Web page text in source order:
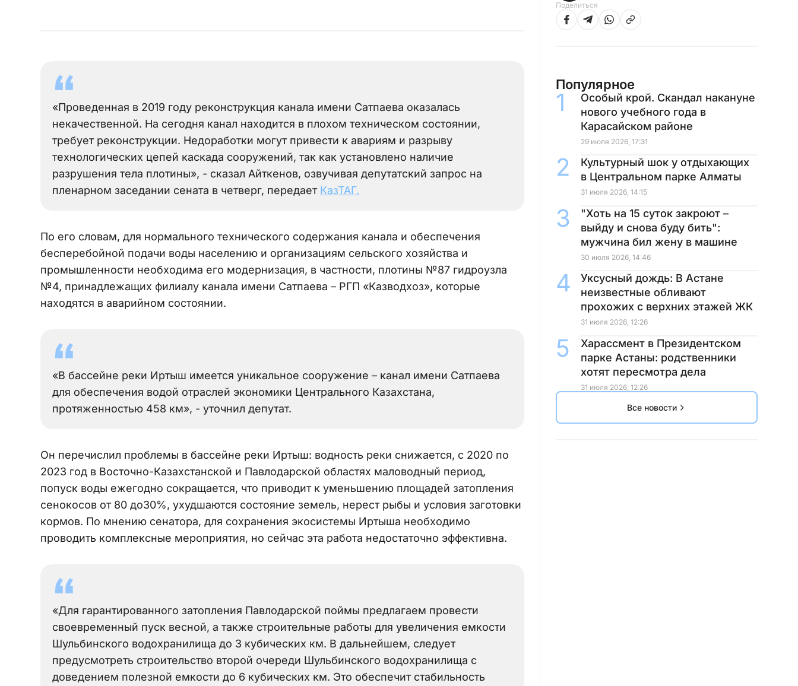
«Проведенная в 2019 году реконструкция канала имени Сатпаева оказалась
некачественной. На сегодня канал находится в плохом техническом состоянии,
требует реконструкции. Недоработки могут привести к авариям и разрыву
технологических цепей каскада сооружений, так как установлено наличие
разрушения тела плотины», - сказал Айткенов, озвучивая депутатский запрос на
пленарном заседании сената в четверг, передает КазТАГ.
По его словам, для нормального технического содержания канала и обеспечения
бесперебойной подачи воды населению и организациям сельского хозяйства и
промышленности необходима его модернизация, в частности, плотины №87 гидроузла
№4, принадлежащих филиалу канала имени Сатпаева – РГП «Казводхоз», которые
находятся в аварийном состоянии.
«В бассейне реки Иртыш имеется уникальное сооружение – канал имени Сатпаева
для обеспечения водой отраслей экономики Центрального Казахстана,
протяженностью 458 км», - уточнил депутат.
Он перечислил проблемы в бассейне реки Иртыш: водность реки снижается, с 2020 по
2023 год в Восточно-Казахстанской и Павлодарской областях маловодный период,
попуск воды ежегодно сокращается, что приводит к уменьшению площадей затопления
сенокосов от 80 до30%, ухудшаются состояние земель, нерест рыбы и условия заготовки
кормов. По мнению сенатора, для сохранения экосистемы Иртыша необходимо
проводить комплексные мероприятия, но сейчас эта работа недостаточно эффективна.
«Для гарантированного затопления Павлодарской поймы предлагаем провести
своевременный пуск весной, а также строительные работы для увеличения емкости
Шульбинского водохранилища до 3 кубических км. В дальнейшем, следует
предусмотреть строительство второй очереди Шульбинского водохранилища с
доведением полезной емкости до 6 кубических км. Это обеспечит стабильность
Поделиться
Популярное
Особый крой. Скандал накануне
нового учебного года в
Карасайском районе
29 июля 2026, 17:31
Культурный шок у отдыхающих
в Центральном парке Алматы
31 июля 2026, 14:15
"Хоть на 15 суток закроют –
выйду и снова буду бить":
мужчина бил жену в машине
30 июля 2026, 14:46
Уксусный дождь: В Астане
неизвестные обливают
прохожих с верхних этажей ЖК
31 июля 2026, 12:26
Харассмент в Президентском
парке Астаны: родственники
хотят пересмотра дела
31 июля 2026, 12:26
Все новости